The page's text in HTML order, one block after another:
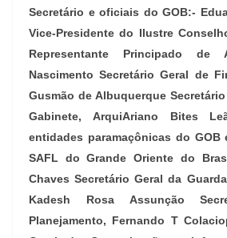
Secretário e oficiais do GOB:-
Vice-Presidente do Ilustre
Representante Principado de
Nascimento Secretário Geral de
Gusmão de Albuquerque
Gabinete, ArquiAriano Bites
entidades paramaçônicas do GOB
SAFL do Grande Oriente do
Chaves Secretário Geral da
Kadesh Rosa Assunção
Planejamento, Fernando T